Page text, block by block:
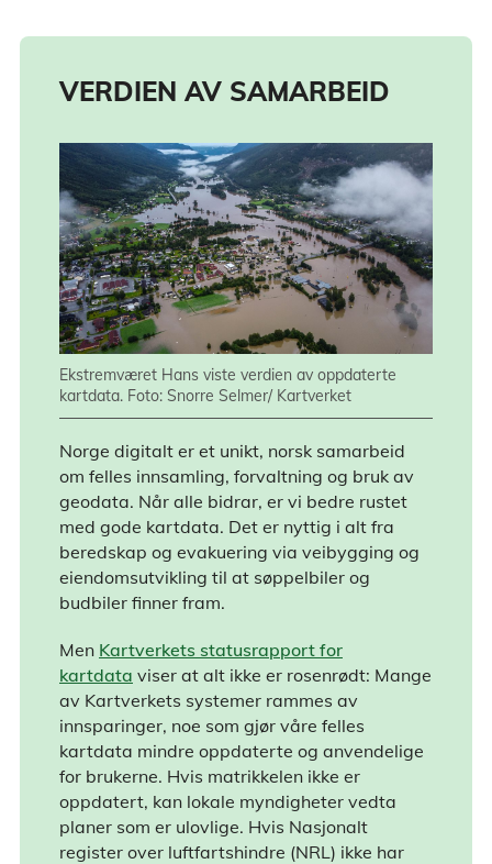
VERDIEN AV SAMARBEID
Ekstremværet Hans viste verdien av oppdaterte
kartdata. Foto: Snorre Selmer/ Kartverket
Norge digitalt er et unikt, norsk samarbeid
om felles innsamling, forvaltning og bruk av
geodata. Når alle bidrar, er vi bedre rustet
med gode kartdata. Det er nyttig i alt fra
beredskap og evakuering via veibygging og
eiendomsutvikling til at søppelbiler og
budbiler finner fram.
Men Kartverkets statusrapport for
kartdata viser at alt ikke er rosenrødt: Mange
av Kartverkets systemer rammes av
innsparinger, noe som gjør våre felles
kartdata mindre oppdaterte og anvendelige
for brukerne. Hvis matrikkelen ikke er
oppdatert, kan lokale myndigheter vedta
planer som er ulovlige. Hvis Nasjonalt
register over luftfartshindre (NRL) ikke har